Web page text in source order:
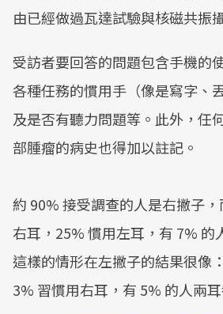
由已經做過瓦達試驗與核磁共振
受訪者要回答的問題包含手機的
各種任務的慣用手（像是寫字、
及是否有聽力問題等。此外，任
部腫瘤的病史也得加以註記。
約 90% 接受調查的人是右撇子
右耳，25% 慣用左耳，有 7% 的
這樣的情形在左撇子的結果很像
3% 習慣用右耳，有 5% 的人兩耳